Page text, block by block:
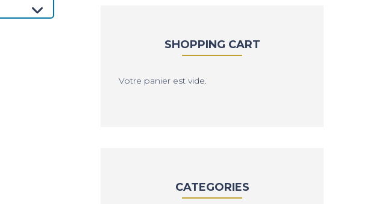
SHOPPING CART
Votre panier est vide.
CATEGORIES